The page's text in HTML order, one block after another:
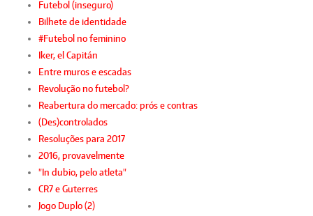
Futebol (inseguro)
Bilhete de identidade
#Futebol no feminino
Iker, el Capitán
Entre muros e escadas
Revolução no futebol?
Reabertura do mercado: prós e contras
(Des)controlados
Resoluções para 2017
2016, provavelmente
"In dubio, pelo atleta"
CR7 e Guterres
Jogo Duplo (2)